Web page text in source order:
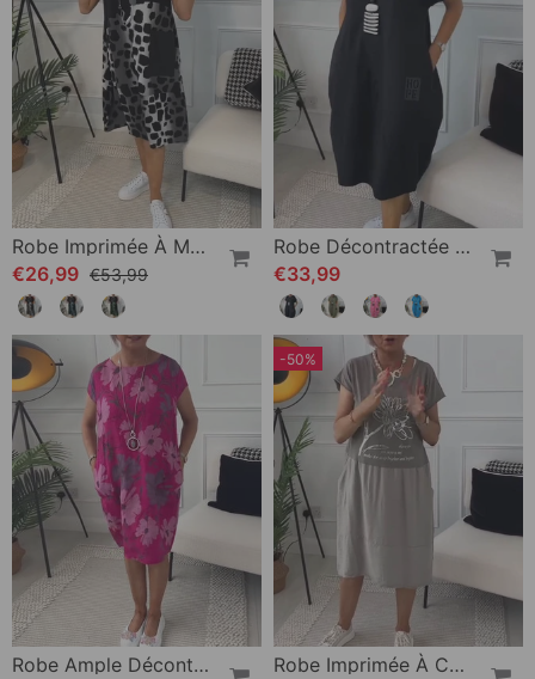
Robe Imprimée À Manches Courtes Et Col Rond
€26,99 €53,99
Robe Décontractée À Manches Courtes Et Imprimé Lettre Simple
€33,99
Robe Ample Décontractée À Imprimé Floral Et Poches À Manches Courtes
-50%
Robe Imprimée À Col Rond Et Manches Courtes